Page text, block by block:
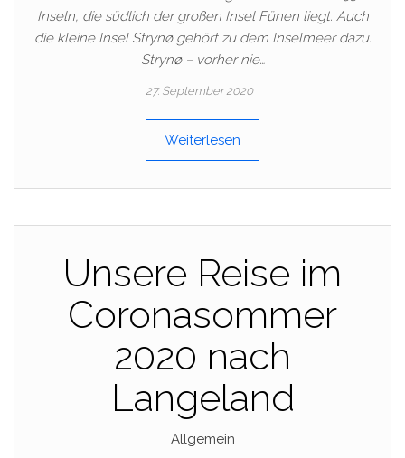
Inseln, die südlich der großen Insel Fünen liegt. Auch
die kleine Insel Strynø gehört zu dem Inselmeer dazu.
Strynø – vorher nie…
27. September 2020
Weiterlesen
Unsere Reise im
Coronasommer
2020 nach
Langeland
Allgemein